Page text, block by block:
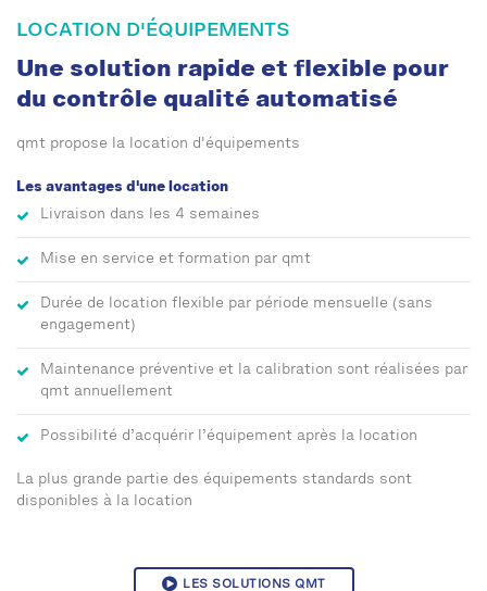
LOCATION D'ÉQUIPEMENTS
Une solution rapide et flexible pour
du contrôle qualité automatisé
qmt propose la location d'équipements
Les avantages d'une location
Livraison dans les 4 semaines
Mise en service et formation par qmt
Durée de location flexible par période mensuelle (sans
engagement)
Maintenance préventive et la calibration sont réalisées par
qmt annuellement
Possibilité d’acquérir l’équipement après la location
La plus grande partie des équipements standards sont
disponibles à la location
LES SOLUTIONS QMT